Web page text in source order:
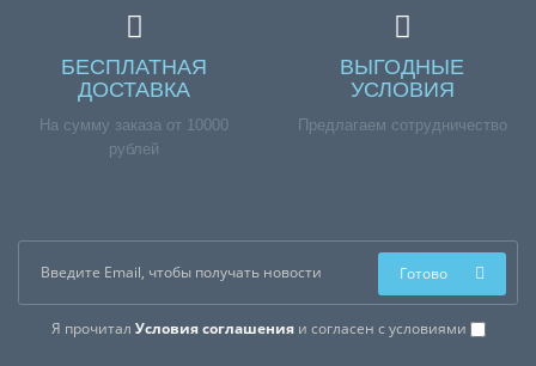
БЕСПЛАТНАЯ
ДОСТАВКА
На сумму заказа от 10000
рублей
ВЫГОДНЫЕ
УСЛОВИЯ
Предлагаем сотрудничество
Я прочитал Условия соглашенияи согласен с условиями
Готово